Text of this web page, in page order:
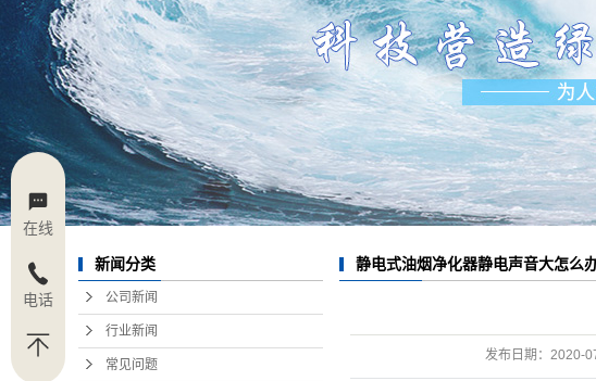
新闻分类
公司新闻
行业新闻
常见问题
静电式油烟净化器静电声音大怎么
发布日期： 2020-
在线
电话